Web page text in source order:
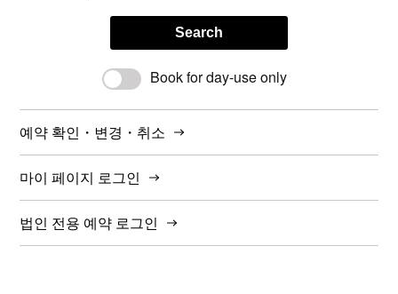
Search
Book for day-use only
예약 확인・변경・취소
마이 페이지 로그인
법인 전용 예약 로그인